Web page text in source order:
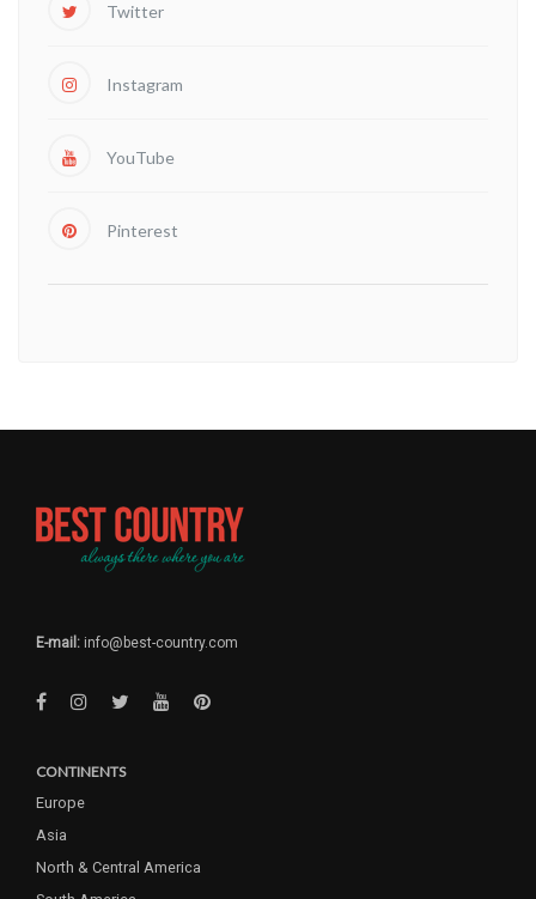
Twitter
Instagram
YouTube
Pinterest
E-mail: info@best-country.com
CONTINENTS
Europe
Asia
North & Central America